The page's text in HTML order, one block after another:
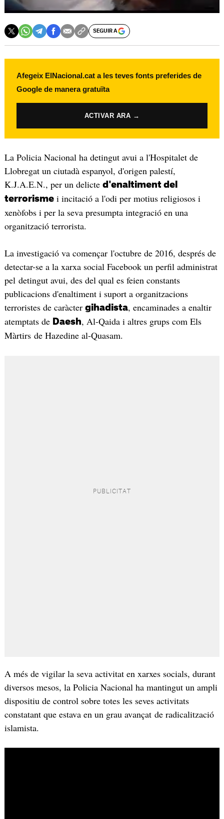
SEGUIR A
Afegeix ElNacional.cat a les teves fonts preferides de
Google de manera gratuïta
ACTIVAR ARA →
La Policia Nacional ha detingut avui a l'Hospitalet de
Llobregat un ciutadà espanyol, d'origen palestí,
K.J.A.E.N., per un delicte d'enaltiment del
terrorismei incitació a l'odi per motius religiosos i
xenòfobs i per la seva presumpta integració en una
organització terrorista.
La investigació va començar l'octubre de 2016, després de
detectar-se a la xarxa social Facebook un perfil administrat
pel detingut avui, des del qual es feien constants
publicacions d'enaltiment i suport a organitzacions
terroristes de caràcter gihadista, encaminades a enaltir
atemptats de Daesh, Al-Qaida i altres grups com Els
Màrtirs de Hazedine al-Quasam.
A més de vigilar la seva activitat en xarxes socials, durant
diversos mesos, la Policia Nacional ha mantingut un ampli
dispositiu de control sobre totes les seves activitats
constatant que estava en un grau avançat de radicalització
islamista.